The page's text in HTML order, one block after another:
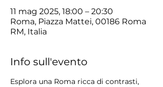
11 mag 2025, 18:00 – 20:30
Roma, Piazza Mattei, 00186 Roma
RM, Italia
Info sull'evento
Esplora una Roma ricca di contrasti,